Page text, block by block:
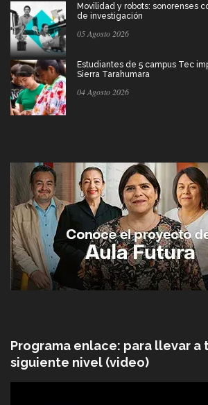
Movilidad y robots: sonorenses
de investigación
05 Agosto 2026
Estudiantes de 5 campus Tec
Sierra Tarahumara
04 Agosto 2026
Programa enlace: para llevar a
siguiente nivel (video)